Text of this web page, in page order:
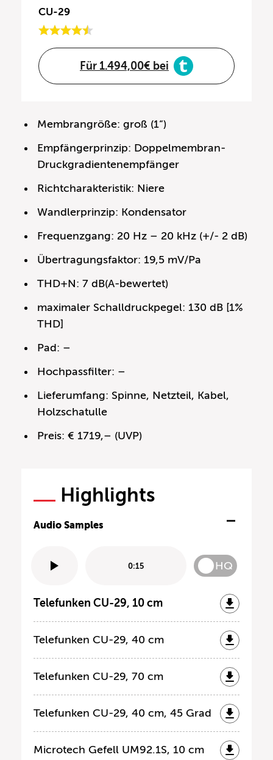
CU-29
Für 1.494,00€ bei
Membrangröße: groß (1“)
Empfängerprinzip: Doppelmembran-
Druckgradientenempfänger
Richtcharakteristik: Niere
Wandlerprinzip: Kondensator
Frequenzgang: 20 Hz – 20 kHz (+/- 2 dB)
Übertragungsfaktor: 19,5 mV/Pa
THD+N: 7 dB(A-bewertet)
maximaler Schalldruckpegel: 130 dB [1%
THD]
Pad: –
Hochpassfilter: –
Lieferumfang: Spinne, Netzteil, Kabel,
Holzschatulle
Preis: € 1719,– (UVP)
Highlights
Audio Samples
0:15 HQ
Telefunken CU-29, 10 cm
Telefunken CU-29, 40 cm
Telefunken CU-29, 70 cm
Telefunken CU-29, 40 cm, 45 Grad
Microtech Gefell UM92.1S, 10 cm